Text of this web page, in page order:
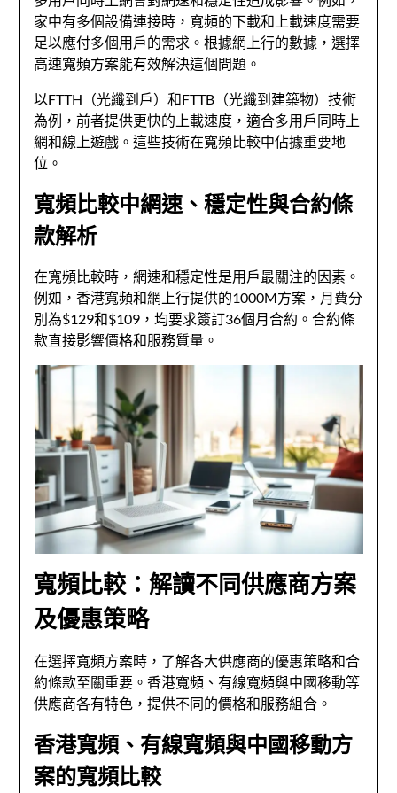
家中有多個設備連接時，寬頻的下載和上載速度需要
足以應付多個用戶的需求。根據網上行的數據，選擇
高速寬頻方案能有效解決這個問題。
以FTTH（光纖到戶）和FTTB（光纖到建築物）技術
為例，前者提供更快的上載速度，適合多用戶同時上
網和線上遊戲。這些技術在寬頻比較中佔據重要地
位。
寬頻比較中網速、穩定性與合約條
款解析
在寬頻比較時，網速和穩定性是用戶最關注的因素。
例如，香港寬頻和網上行提供的1000M方案，月費分
別為$129和$109，均要求簽訂36個月合約。合約條
款直接影響價格和服務質量。
寬頻比較：解讀不同供應商方案
及優惠策略
在選擇寬頻方案時，了解各大供應商的優惠策略和合
約條款至關重要。香港寬頻、有線寬頻與中國移動等
供應商各有特色，提供不同的價格和服務組合。
香港寬頻、有線寬頻與中國移動方
案的寬頻比較